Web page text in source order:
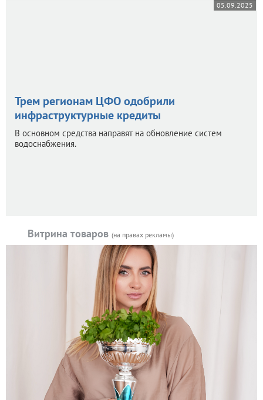
05.09.2025
Трем регионам ЦФО одобрили
инфраструктурные кредиты
В основном средства направят на обновление систем
водоснабжения.
Витрина товаров (на правах рекламы)